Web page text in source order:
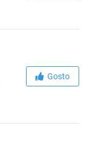
Gosto